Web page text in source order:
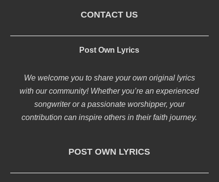
CONTACT US
Post Own Lyrics
We welcome you to share your own original lyrics
with our community! Whether you’re an experienced
songwriter or a passionate worshipper, your
contribution can inspire others in their faith journey.
POST OWN LYRICS